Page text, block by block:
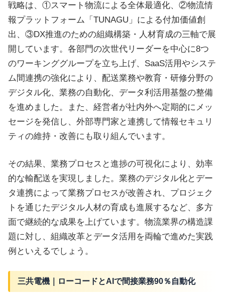
戦略は、①スマート物流による全体最適化、②物流情
報プラットフォーム「TUNAGU」による付加価値創
出、③DX推進のための組織構築・人材育成の三軸で展
開しています。各部門の次世代リーダーを中心に8つ
のワーキンググループを立ち上げ、SaaS活用やシステ
ム間連携の強化により、配送業務や教育・研修分野の
デジタル化、業務の自動化、データ利活用基盤の整備
を進めました。また、経営者が社内外へ定期的にメッ
セージを発信し、外部専門家と連携して情報セキュリ
ティの維持・改善にも取り組んでいます。
その結果、業務プロセスと進捗の可視化により、効率
的な輸配送を実現しました。業務のデジタル化とデー
タ連携によって業務プロセスが改善され、プロジェク
トを通じたデジタル人材の育成も進展するなど、多方
面で継続的な成果を上げています。物流業界の構造課
題に対し、組織改革とデータ活用を両輪で進めた実践
例といえるでしょう。
三共電機｜ローコードとAIで間接業務90％自動化